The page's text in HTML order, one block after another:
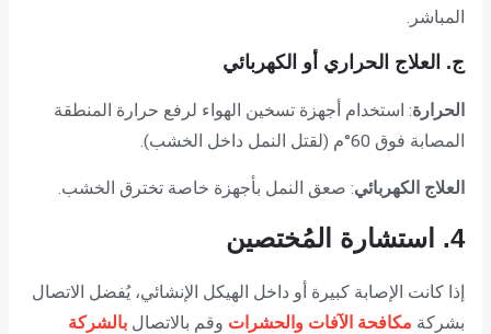
المباشر.
ج. العلاج الحراري أو الكهربائي
الحرارة: استخدام أجهزة تسخين الهواء لرفع حرارة المنطقة
المصابة فوق 60°م (لقتل النمل داخل الخشب).
العلاج الكهربائي: صعق النمل بأجهزة خاصة تخترق الخشب.
4. استشارة المُختصين
إذا كانت الإصابة كبيرة أو داخل الهيكل الإنشائي، يُفضل الاتصال
بشركة مكافحة الآفات والحشرات وقم بالاتصال بالشركة